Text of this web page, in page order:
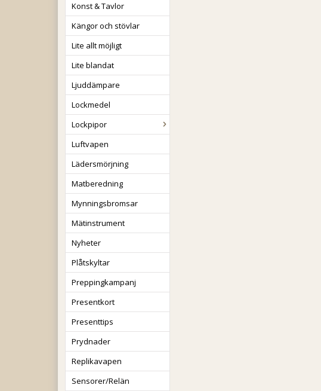
Konst & Tavlor
Kängor och stövlar
Lite allt möjligt
Lite blandat
Ljuddämpare
Lockmedel
Lockpipor
Luftvapen
Lädersmörjning
Matberedning
Mynningsbromsar
Mätinstrument
Nyheter
Plåtskyltar
Preppingkampanj
Presentkort
Presenttips
Prydnader
Replikavapen
Sensorer/Relän